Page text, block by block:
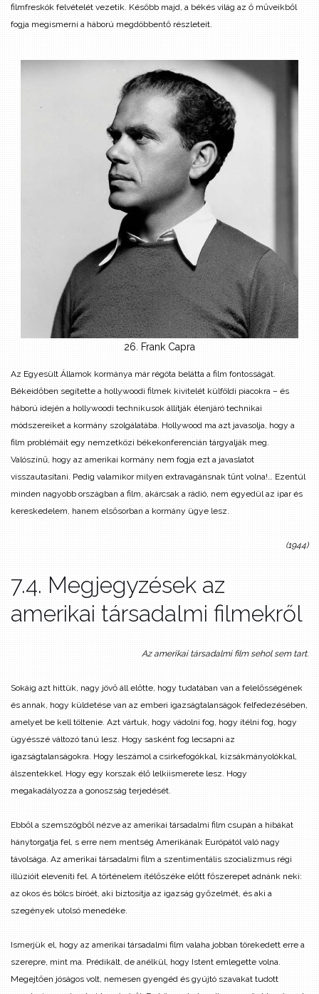
filmfreskók felvételét vezetik. Később majd, a békés világ az ő műveikből
fogja megismerni a háború megdöbbentő részleteit.
26. Frank Capra
Az Egyesült Államok kormánya már régóta belátta a film fontosságát.
Békeidőben segítette a hollywoodi filmek kivitelét külföldi piacokra – és
háború idején a hollywoodi technikusok állítják élenjáró technikai
módszereiket a kormány szolgálatába. Hollywood ma azt javasolja, hogy a
film problémáit egy nemzetközi békekonferencián tárgyalják meg.
Valószínű, hogy az amerikai kormány nem fogja ezt a javaslatot
visszautasítani. Pedig valamikor milyen extravagánsnak tűnt volna!… Ezentúl
minden nagyobb országban a film, akárcsak a rádió, nem egyedül az ipar és
kereskedelem, hanem elsősorban a kormány ügye lesz.
(1944)
7.4. Megjegyzések az
amerikai társadalmi filmekről
Az amerikai társadalmi film sehol sem tart.
Sokáig azt hittük, nagy jövő áll előtte, hogy tudatában van a felelősségének
és annak, hogy küldetése van az emberi igazságtalanságok felfedezésében,
amelyet be kell töltenie. Azt vártuk, hogy vádolni fog, hogy ítélni fog, hogy
ügyésszé változó tanú lesz. Hogy sasként fog lecsapni az
igazságtalanságokra. Hogy leszámol a csirkefogókkal, kizsákmányolókkal,
álszentekkel. Hogy egy korszak élő lelkiismerete lesz. Hogy
megakadályozza a gonoszság terjedését.
Ebből a szemszögből nézve az amerikai társadalmi film csupán a hibákat
hánytorgatja fel, s erre nem mentség Amerikának Európától való nagy
távolsága. Az amerikai társadalmi film a szentimentális szocializmus régi
illúzióit eleveníti fel. A történelem ítélőszéke előtt főszerepet adnánk neki:
az okos és bölcs bíróét, aki biztosítja az igazság győzelmét, és aki a
szegények utolsó menedéke.
Ismerjük el, hogy az amerikai társadalmi film valaha jobban törekedett erre a
szerepre, mint ma. Prédikált, de anélkül, hogy Istent emlegette volna.
Megejtően jóságos volt, nemesen gyengéd és gyújtó szavakat tudott